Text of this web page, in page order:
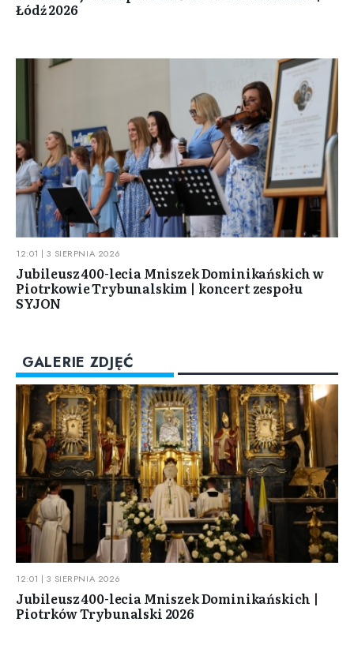
Łódź 2026
12:01 | 3 SIERPNIA 2026
Jubileusz 400-lecia Mniszek Dominikańskich w
Piotrkowie Trybunalskim | koncert zespołu
SYJON
GALERIE ZDJĘĆ
12:01 | 3 SIERPNIA 2026
Jubileusz 400-lecia Mniszek Dominikańskich |
Piotrków Trybunalski 2026